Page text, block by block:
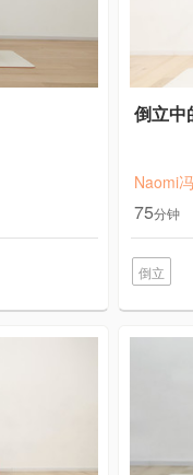
倒立中
Naomi
75分钟
倒立